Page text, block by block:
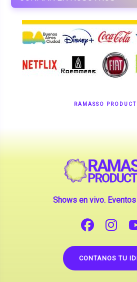
RAMASSO
Shows en vivo.
CONTANOS TU